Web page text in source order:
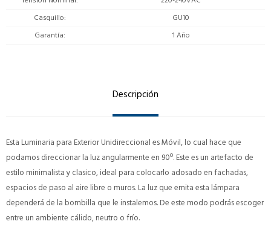
Casquillo
GU10
Garantía
1 Año
Descripción
Esta Luminaria para Exterior Unidireccional es Móvil, lo cual hace que
podamos direccionar la luz angularmente en 90º. Este es un artefacto de
estilo minimalista y clasico, ideal para colocarlo adosado en fachadas,
espacios de paso al aire libre o muros. La luz que emita esta lámpara
dependerá de la bombilla que le instalemos. De este modo podrás escoger
entre un ambiente cálido, neutro o frío.